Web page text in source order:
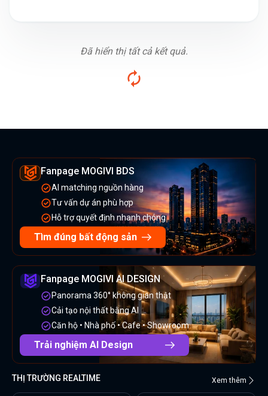
Đã hiển thị tất cả kết quả.
Fanpage MOGIVI BDS
AI matching nguồn hàng
Tư vấn dự án phù hợp
Hỗ trợ quyết định nhanh chóng
Tìm đúng bất động sản
Fanpage MOGIVI AI DESIGN
Panorama 360° không gian thật
Cải tạo nội thất bằng AI
Căn hộ • Nhà phố • Cafe • Showroom
Trải nghiệm AI Design
THỊ TRƯỜNG REALTIME Xem thêm